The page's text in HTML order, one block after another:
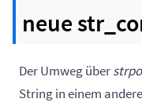
neue
Der Umweg über
String in einem